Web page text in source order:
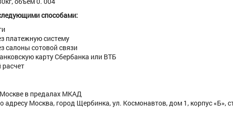
способами:
платежную систему
салоны сотовой связи
карту Сбербанка или ВТБ
в предалах МКАД
Москва, город Щербинка, ул. Космонавтов, дом 1, корпус «Б»,